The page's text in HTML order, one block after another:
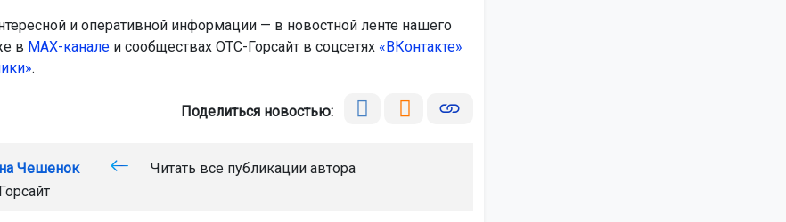
и оперативной информации — в новостной ленте нашего
в МАХ-каналеи сообществах ОТС-Горсайт в соцсетях «ВКонтакте»
.
Поделиться новостью:
Чешенок
Читать все публикации автора